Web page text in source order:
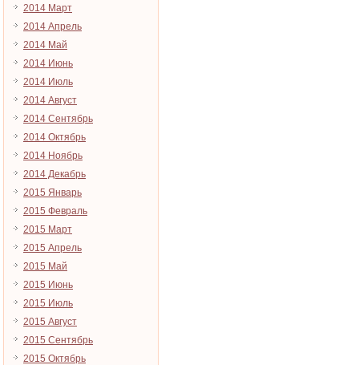
2014 Март
2014 Апрель
2014 Май
2014 Июнь
2014 Июль
2014 Август
2014 Сентябрь
2014 Октябрь
2014 Ноябрь
2014 Декабрь
2015 Январь
2015 Февраль
2015 Март
2015 Апрель
2015 Май
2015 Июнь
2015 Июль
2015 Август
2015 Сентябрь
2015 Октябрь